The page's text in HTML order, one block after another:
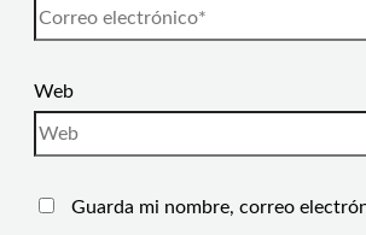
Web
Guarda mi nombre, correo